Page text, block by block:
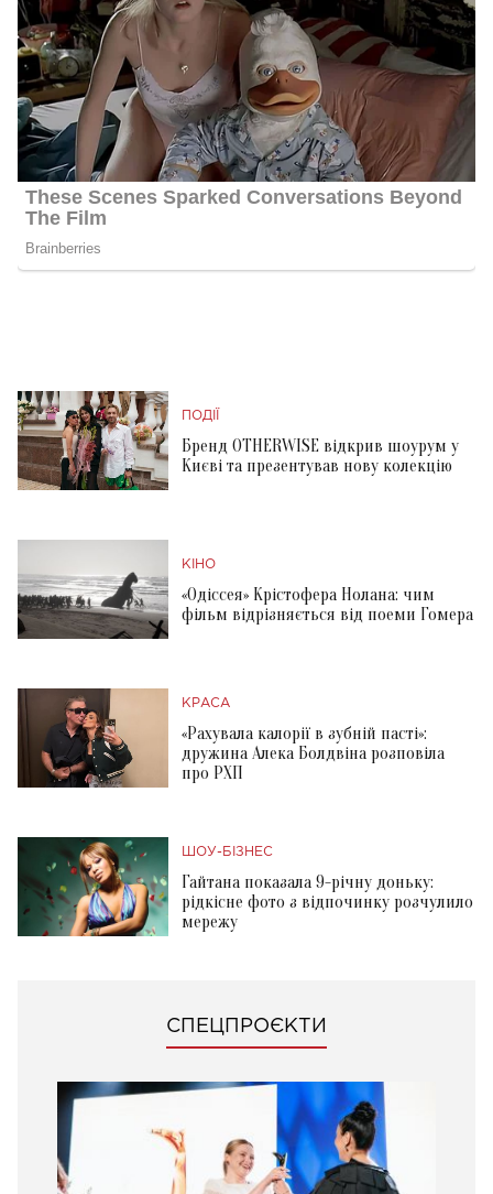
ПОДІЇ
Бренд OTHERWISE відкрив шоурум у
Києві та презентував нову колекцію
КІНО
«Одіссея» Крістофера Нолана: чим
фільм відрізняється від поеми Гомера
КРАСА
«Рахувала калорії в зубній пасті»:
дружина Алека Болдвіна розповіла
про РХП
ШОУ-БІЗНЕС
Гайтана показала 9-річну доньку:
рідкісне фото з відпочинку розчулило
мережу
СПЕЦПРОЄКТИ